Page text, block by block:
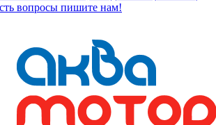
вопросы пишите нам!